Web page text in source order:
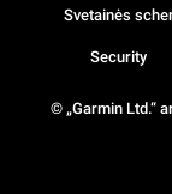
© „Garmin Ltd.“
Svetainės
Security